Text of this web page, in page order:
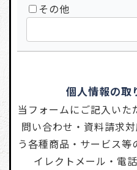
その他
個人情報の取
当フォームにご記入い
問い合わせ・資料請求
う各種商品・サービス
イレクトメール・電